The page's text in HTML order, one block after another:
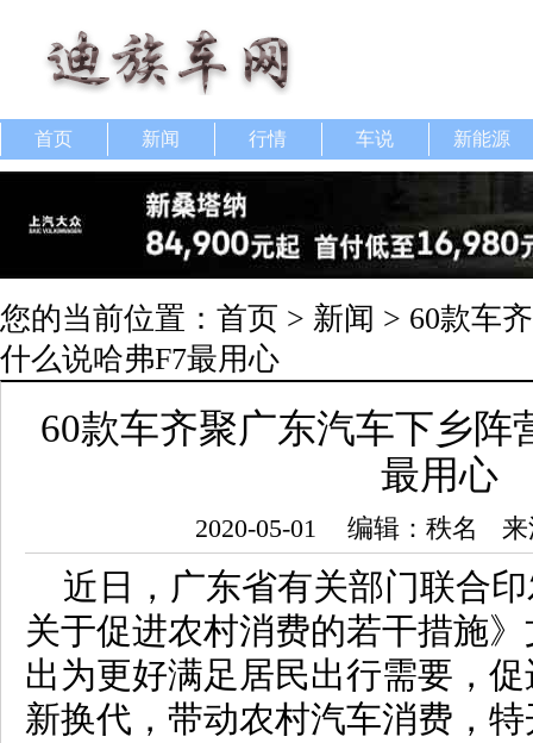
首页 新闻 行情 车说 新能源
您的当前位置： 首页 > 新闻 > 60款车
什么说哈弗F7最用心
60款车齐聚广东汽车下乡阵
最用心
2020-05-01 编辑：秩名
近日，广东省有关部门联合
关于促进农村消费的若干措施
出为更好满足居民出行需要，
新换代，带动农村汽车消费，